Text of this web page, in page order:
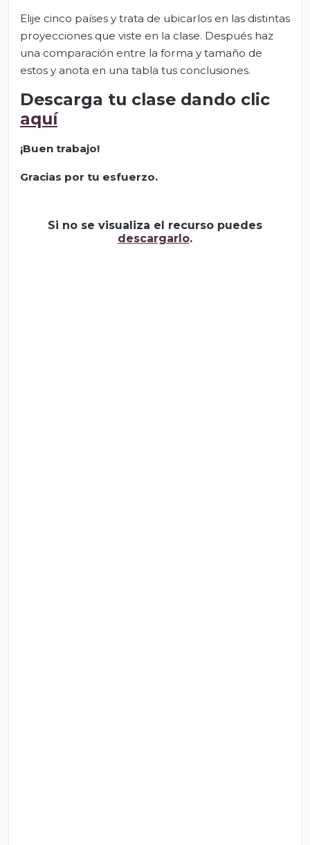
Elije cinco países y trata de ubicarlos en las distintas
proyecciones que viste en la clase. Después haz
una comparación entre la forma y tamaño de
estos y anota en una tabla tus conclusiones.
Descarga tu clase dando clic
aquí
¡Buen trabajo!
Gracias por tu esfuerzo.
Si no se visualiza el recurso puedes
descargarlo.